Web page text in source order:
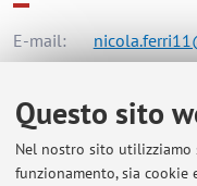
Questo sito
Nel nostro sito utilizziamo
funzionamento, sia
E-mail:
Dipartimento di
Via Massarenti 9,